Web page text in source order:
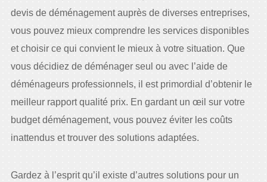
devis de déménagement auprès de diverses entreprises,
vous pouvez mieux comprendre les services disponibles
et choisir ce qui convient le mieux à votre situation. Que
vous décidiez de déménager seul ou avec l’aide de
déménageurs professionnels, il est primordial d’obtenir le
meilleur rapport qualité prix. En gardant un œil sur votre
budget déménagement, vous pouvez éviter les coûts
inattendus et trouver des solutions adaptées.
Gardez à l’esprit qu’il existe d’autres solutions pour un